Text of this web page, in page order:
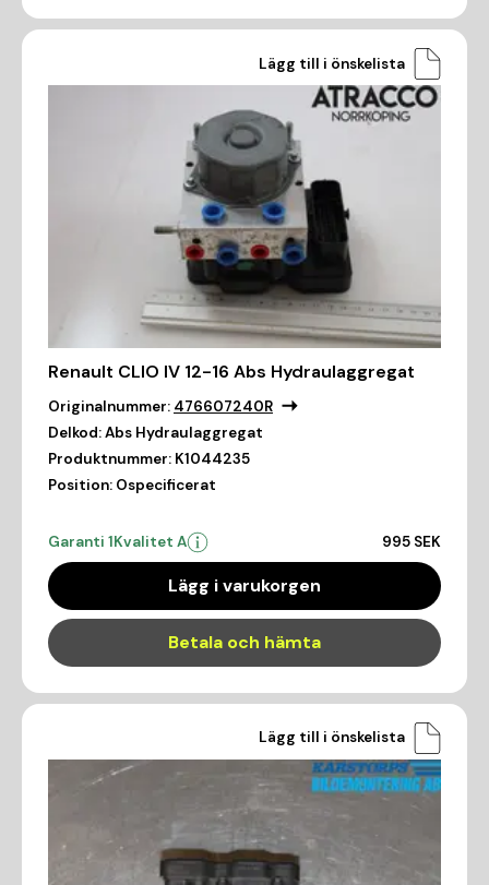
Lägg till i önskelista
Renault CLIO IV 12-16 Abs Hydraulaggregat
Originalnummer: 476607240R
Delkod:Abs Hydraulaggregat
Produktnummer: K1044235
Position: Ospecificerat
Garanti 1Kvalitet A 995 SEK
Lägg i varukorgen
Betala och hämta
Lägg till i önskelista